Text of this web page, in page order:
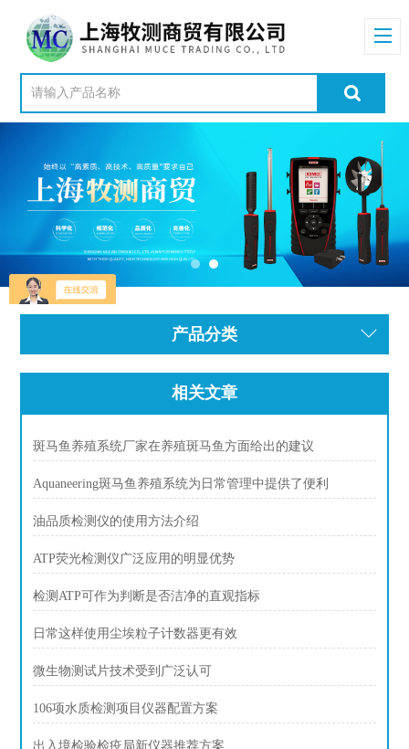
产品分类
相关文章
斑马鱼养殖系统厂家在养殖斑马鱼方面给出的建议
Aquaneering斑马鱼养殖系统为日常管理中提供了便利
油品质检测仪的使用方法介绍
ATP荧光检测仪广泛应用的明显优势
检测ATP可作为判断是否洁净的直观指标
日常这样使用尘埃粒子计数器更有效
微生物测试片技术受到广泛认可
106项水质检测项目仪器配置方案
出入境检验检疫局新仪器推荐方案